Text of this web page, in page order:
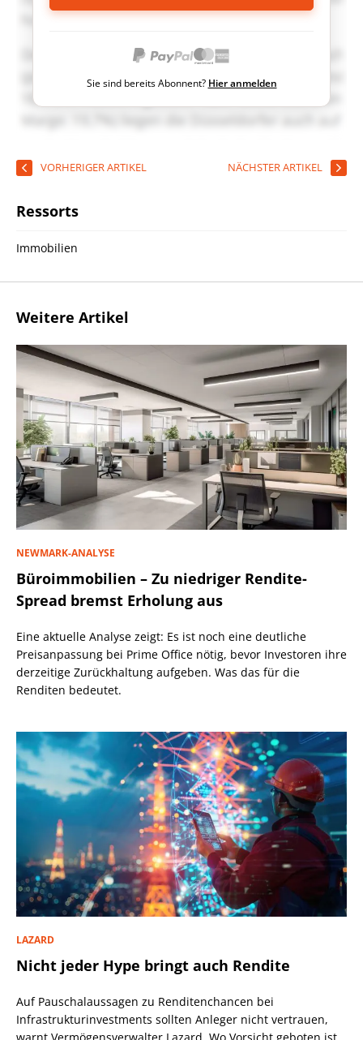
Sie sind bereits Abonnent? Hier anmelden
VORHERIGER ARTIKEL NÄCHSTER ARTIKEL
Ressorts
Immobilien
Weitere Artikel
NEWMARK-ANALYSE
Büroimmobilien – Zu niedriger Rendite-
Spread bremst Erholung aus
Eine aktuelle Analyse zeigt: Es ist noch eine deutliche
Preisanpassung bei Prime Office nötig, bevor Investoren ihre
derzeitige Zurückhaltung aufgeben. Was das für die
Renditen bedeutet.
LAZARD
Nicht jeder Hype bringt auch Rendite
Auf Pauschalaussagen zu Renditenchancen bei
Infrastrukturinvestments sollten Anleger nicht vertrauen,